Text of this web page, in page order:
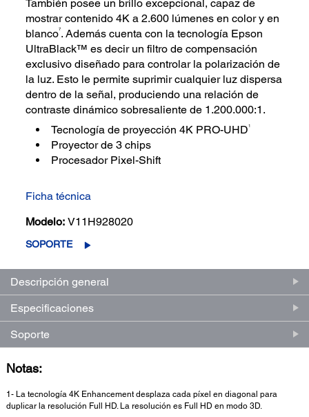
También posee un brillo excepcional, capaz de
mostrar contenido 4K a 2.600 lúmenes en color y en
blanco7. Además cuenta con la tecnología Epson
UltraBlack™ es decir un filtro de compensación
exclusivo diseñado para controlar la polarización de
la luz. Esto le permite suprimir cualquier luz dispersa
dentro de la señal, produciendo una relación de
contraste dinámico sobresaliente de 1.200.000:1.
Tecnología de proyección 4K PRO-UHD1
Proyector de 3 chips
Procesador Pixel-Shift
Ficha técnica
Modelo: V11H928020
SOPORTE
Descripción general
Especificaciones
Soporte
Notas:
1- La tecnología 4K Enhancement desplaza cada píxel en diagonal para
duplicar la resolución Full HD. La resolución es Full HD en modo 3D.